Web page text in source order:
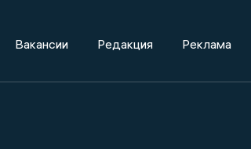
Вакансии Редакция Реклама